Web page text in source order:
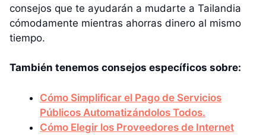
consejos que te ayudarán a mudarte a Tailandia
cómodamente mientras ahorras dinero al mismo
tiempo.
También tenemos consejos específicos sobre:
Cómo Simplificar el Pago de Servicios
Públicos Automatizándolos Todos.
Cómo Elegir los Proveedores de Internet